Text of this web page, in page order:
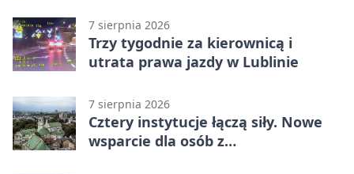
7 sierpnia 2026
Trzy tygodnie za kierownicą i
utrata prawa jazdy w Lublinie
7 sierpnia 2026
Cztery instytucje łączą siły. Nowe
wsparcie dla osób z